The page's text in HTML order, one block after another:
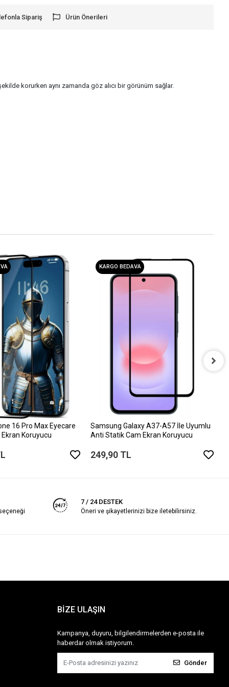
Sipariş Ürün Önerileri
korurken aynı zamanda göz alıcı bir görünüm sağlar.
16 Pro Max Eyecare
Ekran Koruyucu
KARGO BEDAVA
Samsung Galaxy A37-A57 İle Uyumlu
Anti Statik Cam Ekran Koruyucu
249,90 TL
7 / 24 DESTEK
Öneri ve şikayetlerinizi bize iletebilirsiniz.
BİZE ULAŞIN
Kampanya, duyuru, bilgilendirmelerden e-posta ile
haberdar olmak istiyorum.
Gönder